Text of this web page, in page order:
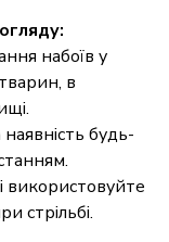
набоїв у
в
будь-
використовуйте
стрільбі.